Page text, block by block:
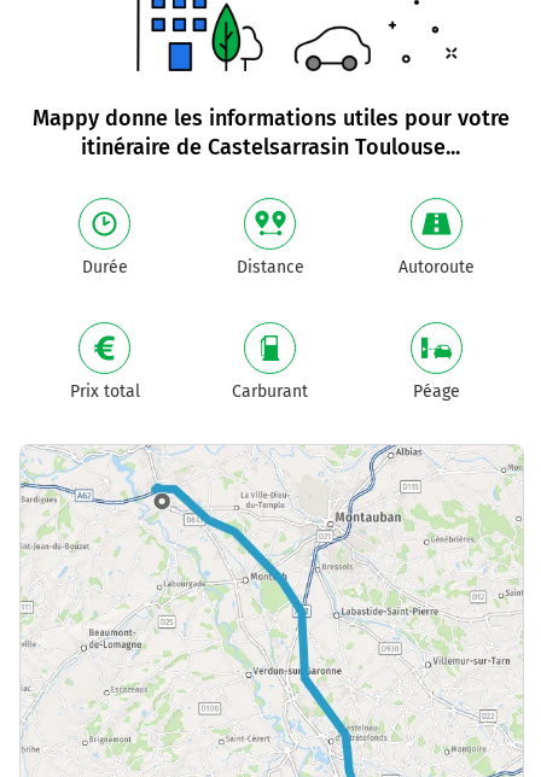
Mappy donne les informations utiles pour votre
itinéraire de Castelsarrasin Toulouse...
Durée Distance Autoroute
Prix total Carburant Péage